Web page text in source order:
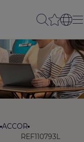
ACCOR
REF110793L